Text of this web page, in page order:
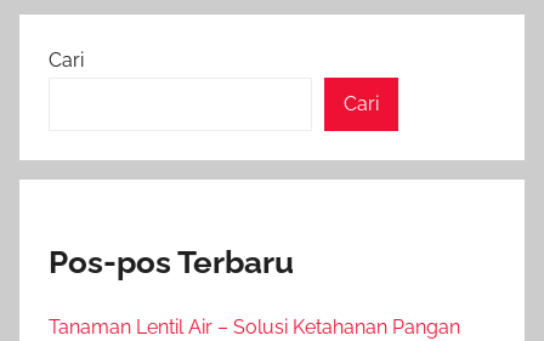
Cari
Cari
Pos-pos Terbaru
Tanaman Lentil Air – Solusi Ketahanan Pangan